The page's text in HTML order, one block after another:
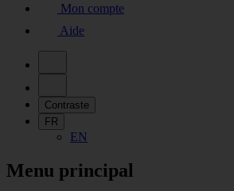
Mon compte
Aide
Contraste
FR
EN
Menu principal